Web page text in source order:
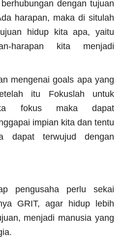
dengan tujuan
harapan, maka di situlah
hidup kita apa, yaitu
harapan kita menjadi
mengenai goals apa yang
itu Fokuslah untuk
fokus maka dapat
impian kita dan tentu
dapat terwujud dengan
pengusaha perlu sekai
GRIT, agar hidup lebih
menjadi manusia yang